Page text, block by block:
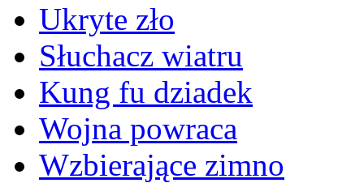
Ukryte zło
Słuchacz wiatru
Kung fu dziadek
Wojna powraca
Wzbierające zimno